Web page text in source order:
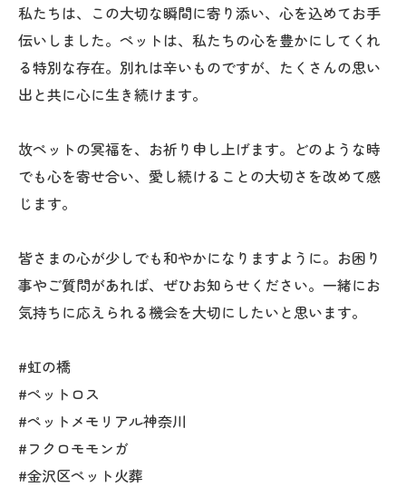
私たちは、この大切な瞬間に寄り添い、心を込めてお手
伝いしました。ペットは、私たちの心を豊かにしてくれ
る特別な存在。別れは辛いものですが、たくさんの思い
出と共に心に生き続けます。
故ペットの冥福を、お祈り申し上げます。どのような時
でも心を寄せ合い、愛し続けることの大切さを改めて感
じます。
皆さまの心が少しでも和やかになりますように。お困り
事やご質問があれば、ぜひお知らせください。一緒にお
気持ちに応えられる機会を大切にしたいと思います。
#虹の橋
#ペットロス
#ペットメモリアル神奈川
#フクロモモンガ
#金沢区ペット火葬